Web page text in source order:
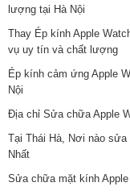
lượng tại Hà Nội
Thay Ép kính Apple
vụ uy tín và chất lượng
Ép kính cảm ứng Apple
Nội
Địa chỉ Sửa chữa Apple
Tại Thái Hà, Nơi nào
Nhất
Sửa chữa mặt kính